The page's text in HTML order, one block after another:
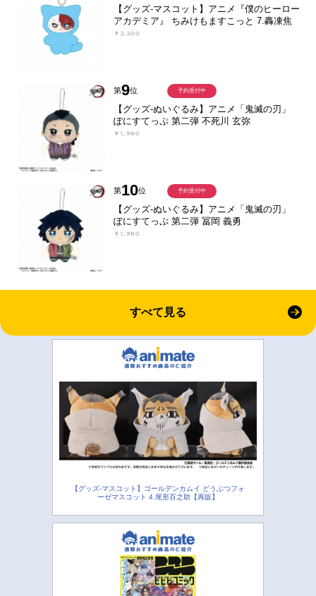
【グッズ-マスコット】アニメ『僕のヒーロー
アカデミア』 ちみけもますこっと 7.轟凍焦
￥2,200
第9位
【グッズ-ぬいぐるみ】アニメ「鬼滅の刃」
ぽにすてっぷ 第二弾 不死川 玄弥
￥1,980
予約受付中
第10位
【グッズ-ぬいぐるみ】アニメ「鬼滅の刃」
ぽにすてっぷ 第二弾 冨岡 義勇
￥1,980
予約受付中
すべて見る
【グッズ-マスコット】ゴールデンカムイ どうぶつフォ
ーゼマスコット 4.尾形百之助【再販】